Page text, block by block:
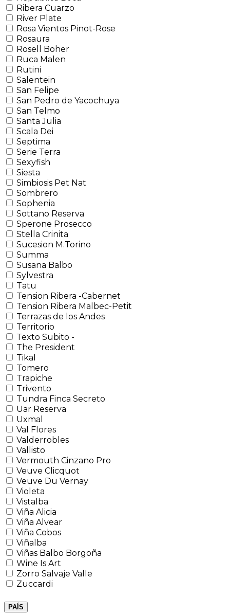
Ribera Cuarzo
River Plate
Rosa Vientos Pinot-Rose
Rosaura
Rosell Boher
Ruca Malen
Rutini
Salentein
San Felipe
San Pedro de Yacochuya
San Telmo
Santa Julia
Scala Dei
Septima
Serie Terra
Sexyfish
Siesta
Simbiosis Pet Nat
Sombrero
Sophenia
Sottano Reserva
Sperone Prosecco
Stella Crinita
Sucesion M.Torino
Summa
Susana Balbo
Sylvestra
Tatu
Tension Ribera -Cabernet
Tension Ribera Malbec-Petit
Terrazas de los Andes
Territorio
Texto Subito -
The President
Tikal
Tomero
Trapiche
Trivento
Tundra Finca Secreto
Uar Reserva
Uxmal
Val Flores
Valderrobles
Vallisto
Vermouth Cinzano Pro
Veuve Clicquot
Veuve Du Vernay
Violeta
Vistalba
Viña Alicia
Viña Alvear
Viña Cobos
Viñalba
Viñas Balbo Borgoña
Wine Is Art
Zorro Salvaje Valle
Zuccardi
PAÍS